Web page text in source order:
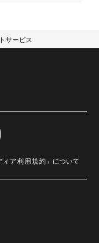
サービス
ィア利用規約 」について